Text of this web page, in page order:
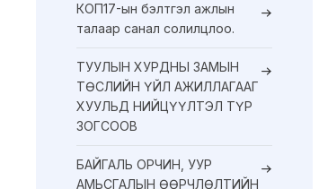
КОП17-ын бэлтгэл ажлын
талаар санал солилцлоо.
ТУУЛЫН ХУРДНЫ ЗАМЫН
ТӨСЛИЙН ҮЙЛ АЖИЛЛАГААГ
ХУУЛЬД НИЙЦҮҮЛТЭЛ ТҮР
ЗОГСООВ
БАЙГАЛЬ ОРЧИН, УУР
АМЬСГАЛЫН ӨӨРЧЛӨЛТИЙН